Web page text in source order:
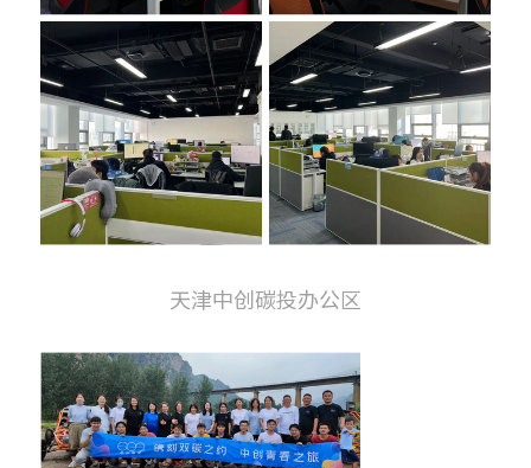
天津中创碳投办公区